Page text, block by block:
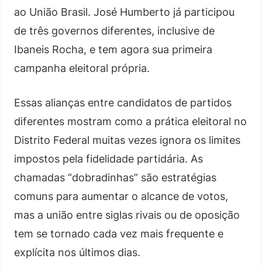
ao União Brasil. José Humberto já participou
de três governos diferentes, inclusive de
Ibaneis Rocha, e tem agora sua primeira
campanha eleitoral própria.
Essas alianças entre candidatos de partidos
diferentes mostram como a prática eleitoral no
Distrito Federal muitas vezes ignora os limites
impostos pela fidelidade partidária. As
chamadas “dobradinhas” são estratégias
comuns para aumentar o alcance de votos,
mas a união entre siglas rivais ou de oposição
tem se tornado cada vez mais frequente e
explícita nos últimos dias.